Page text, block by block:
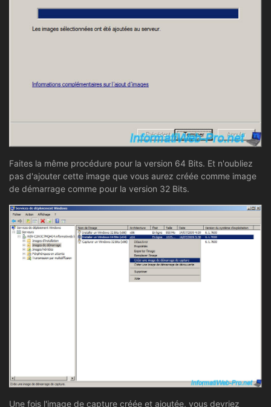
Faites la même procédure pour la version 64 Bits. Et n'oubliez
pas d'ajouter cette image que vous aurez créée comme image
de démarrage comme pour la version 32 Bits.
Une fois l'image de capture créée et ajoutée, vous devriez